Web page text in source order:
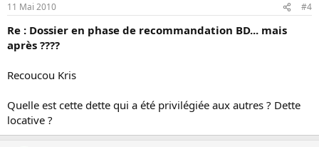
11 Mai 2010 #4
Re : Dossier en phase de recommandation BD... mais
après ????
Recoucou Kris
Quelle est cette dette qui a été privilégiée aux autres ? Dette
locative ?